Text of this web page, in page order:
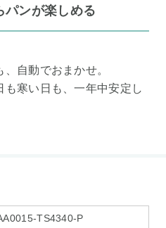
パンが楽しめる
自動でおまかせ。
寒い日も、一年中安定し
TS4340-P